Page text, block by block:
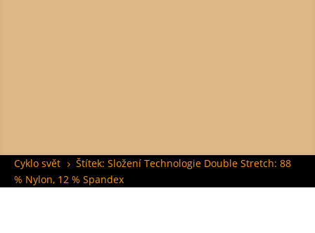
Cyklo svět 5 Štítek: Složení Technologie Double Stretch: 88
% Nylon, 12 % Spandex